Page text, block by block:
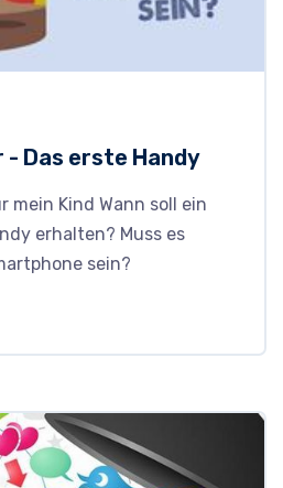
Das erste Handy
mein Kind Wann soll ein
erhalten? Muss es
sein?